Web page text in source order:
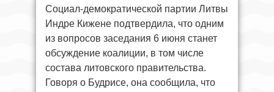
Социал-демократической партии Литвы
Индре Кижене подтвердила, что одним
из вопросов заседания 6 июня станет
обсуждение коалиции, в том числе
состава литовского правительства.
Говоря о Будрисе, она сообщила, что